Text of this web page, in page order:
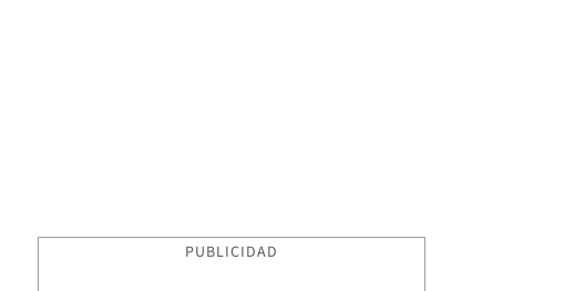
PUBLICIDAD